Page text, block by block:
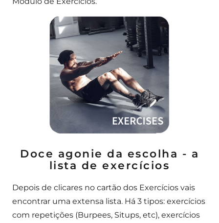
Doce agonie da escolha - a
lista de exercícios
Depois de clicares no cartão dos Exercícios vais
encontrar uma extensa lista. Há 3 tipos: exercícios
com repetições (Burpees, Situps, etc), exercícios